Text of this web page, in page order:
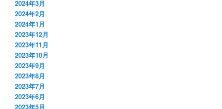
2024年3月
2024年2月
2024年1月
2023年12月
2023年11月
2023年10月
2023年9月
2023年8月
2023年7月
2023年6月
2023年5月